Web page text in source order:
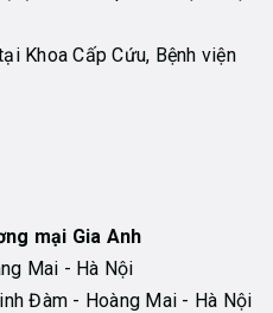
Khoa Cấp Cứu, Bệnh viện
mại Gia Anh
Mai - Hà Nội
Đàm - Hoàng Mai - Hà Nội